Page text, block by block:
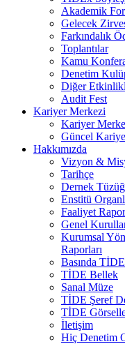
Akademik
Gelecek
Farkındalık
Toplantılar
Kamu
Denetim
Diğer
Audit Fest
Kariyer Merkezi
Kariyer
Güncel
Hakkımızda
Vizyon &
Tarihçe
Dernek
Enstitü
Faaliyet
Genel
Kurumsal
Raporları
Basında TİDE
TİDE Bellek
Sanal Müze
TİDE Şeref
TİDE
İletişim
Hiç Denetim